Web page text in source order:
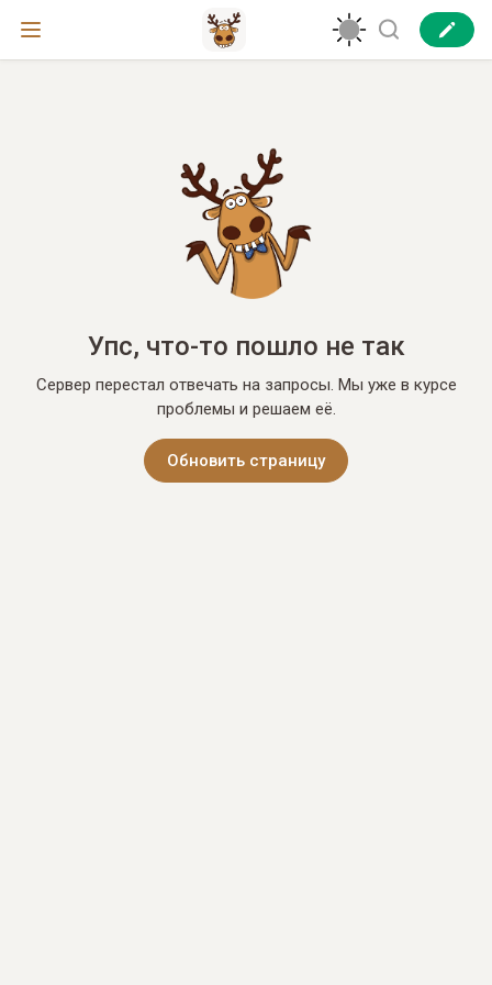
Упс, что-то пошло не так
Сервер перестал отвечать на запросы. Мы уже в курсе
проблемы и решаем её.
Обновить страницу